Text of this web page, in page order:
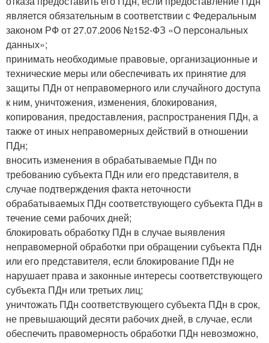
является обязательным в соответствии с Федеральным
законом РФ от 27.07.2006 №152-ФЗ «О персональных
данных»;
принимать необходимые правовые, организационные и
технические меры или обеспечивать их принятие для
защиты ПДн от неправомерного или случайного доступа
к ним, уничтожения, изменения, блокирования,
копирования, предоставления, распространения ПДн, а
также от иных неправомерных действий в отношении
ПДн;
вносить изменения в обрабатываемые ПДн по
требованию субъекта ПДн или его представителя, в
случае подтверждения факта неточности
обрабатываемых ПДн соответствующего субъекта ПДн в
течение семи рабочих дней;
блокировать обработку ПДн в случае выявления
неправомерной обработки при обращении субъекта ПДн
или его представителя, если блокирование ПДн не
нарушает права и законные интересы соответствующего
субъекта ПДн или третьих лиц;
уничтожать ПДн соответствующего субъекта ПДн в срок,
не превышающий десяти рабочих дней, в случае, если
обеспечить правомерность обработки ПДн невозможно,